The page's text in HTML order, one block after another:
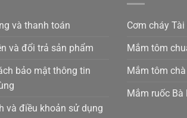
và thanh toán
và đổi trả sản phẩm
bảo mật thông tin
và điều khoản sử dụng
Cơm cháy Tài
Mắm tôm
Mắm tôm chà
Mắm ruốc Bà